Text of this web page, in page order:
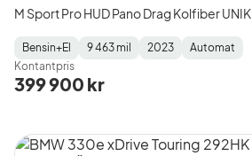
M Sport Pro HUD Pano Drag Kolfiber UNIK
Fuel
Type:
Bensin+El
Mätarställning:
9 463 mil
Model
Year:
2023
Gearbox
Type:
Automat
Kontantpris
399 900 kr